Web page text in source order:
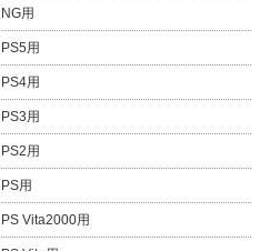
NG用
PS5用
PS4用
PS3用
PS2用
PS用
PS Vita2000用